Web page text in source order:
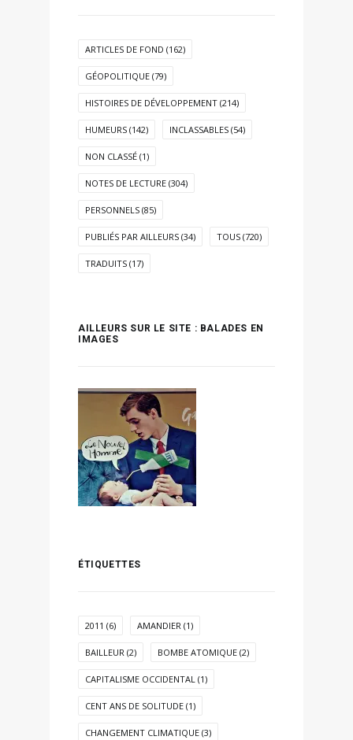
ARTICLES DE FOND (162)
GÉOPOLITIQUE (79)
HISTOIRES DE DÉVELOPPEMENT (214)
HUMEURS (142) INCLASSABLES (54)
NON CLASSÉ (1)
NOTES DE LECTURE (304)
PERSONNELS (85)
PUBLIÉS PAR AILLEURS (34) TOUS (720)
TRADUITS (17)
AILLEURS SUR LE SITE : BALADES EN
IMAGES
ÉTIQUETTES
2011 (6) AMANDIER (1)
BAILLEUR (2) BOMBE ATOMIQUE (2)
CAPITALISME OCCIDENTAL (1)
CENT ANS DE SOLITUDE (1)
CHANGEMENT CLIMATIQUE (3)